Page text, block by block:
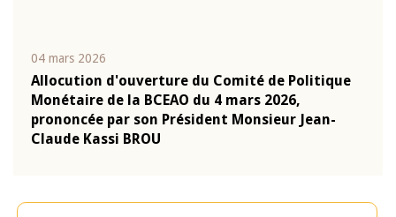
04 mars 2026
Allocution d'ouverture du Comité de Politique
Monétaire de la BCEAO du 4 mars 2026,
prononcée par son Président Monsieur Jean-
Claude Kassi BROU